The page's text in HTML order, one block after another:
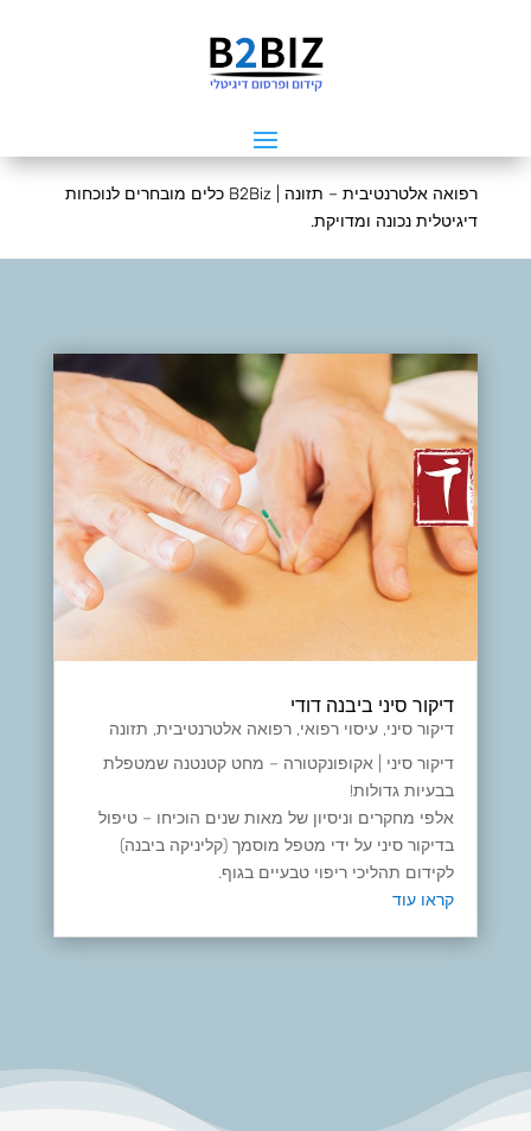
רפואה אלטרנטיבית – תזונה | B2Biz כלים מובחרים לנוכחות
דיגיטלית נכונה ומדויקת.
דיקור סיני ביבנה דודי
דיקור סיני, עיסוי רפואי, רפואה אלטרנטיבית, תזונה
דיקור סיני | אקופונקטורה – מחט קטנטנה שמטפלת
בבעיות גדולות!
אלפי מחקרים וניסיון של מאות שנים הוכיחו – טיפול
בדיקור סיני על ידי מטפל מוסמך (קליניקה ביבנה)
לקידום תהליכי ריפוי טבעיים בגוף.
קראו עוד